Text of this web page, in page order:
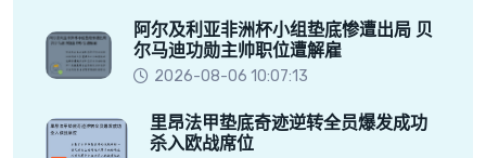
阿尔及利亚非洲杯小组垫底惨遭出局 贝
尔马迪功勋主帅职位遭解雇
2026-08-06 10:07:13
里昂法甲垫底奇迹逆转全员爆发成功
杀入欧战席位